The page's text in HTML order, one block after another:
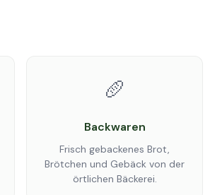
🥖
Backwaren
Frisch gebackenes Brot,
Brötchen und Gebäck von der
örtlichen Bäckerei.